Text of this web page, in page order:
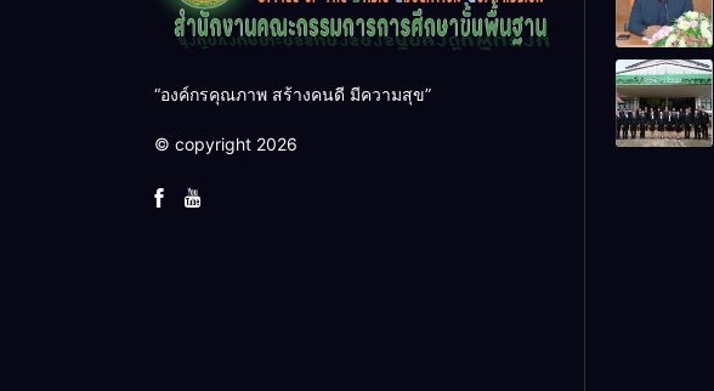
“องค์กรคุณภาพ สร้างคนดี มีความสุข”
© copyright 2026